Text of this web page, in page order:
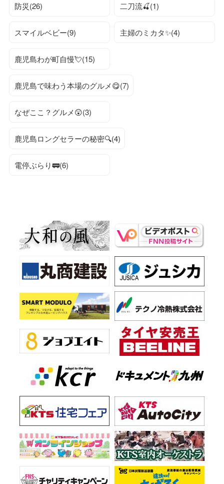
防災(26) 二刀流🍒(1)
スマイルベビー(9) 主婦のミカタ✨(4)
鹿児島わが町自慢💘(15)
鹿児島で味わう本場のグルメ😋(7)
なぜここ？グルメ😲(3)
鹿児島ロングセラーの秘密🔍(4)
電停ぶらり🚃(6)